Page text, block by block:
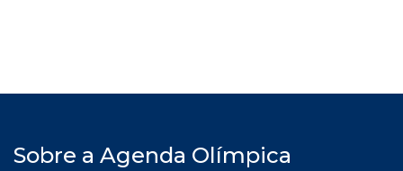
Sobre a Agenda Olímpica